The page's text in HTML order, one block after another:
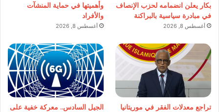
بكار يعلن انضمامه لحزب الإنصاف
في مبادرة سياسية بالبراكنة
أغسطس 8, 2026
وأهميتها في حماية المنشآت
والأفراد
أغسطس 8, 2026
تراجع معدلات الفقر في موريتانيا
الجيل السادس.. معركة خفية على